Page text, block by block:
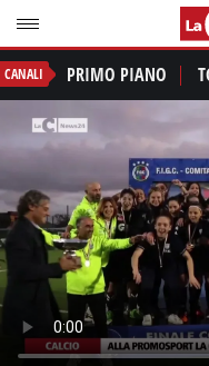
CANALI PRIMO PIANO